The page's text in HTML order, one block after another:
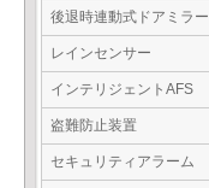
後退時連動式ドアミラー
レインセンサー
インテリジェントAFS
盗難防止装置
セキュリティアラーム